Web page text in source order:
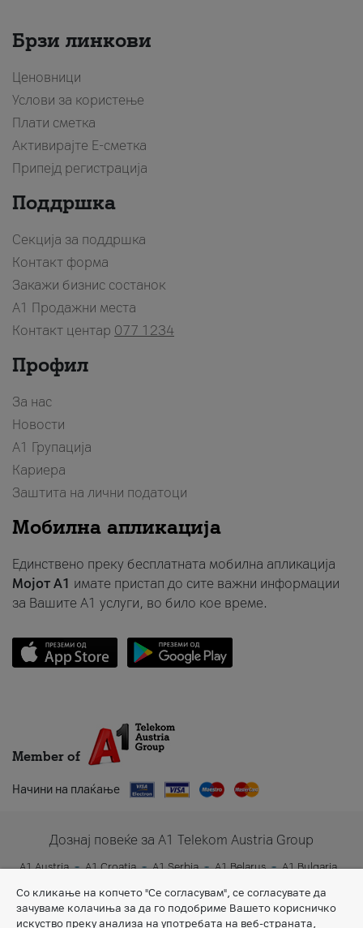
Брзи линкови
Ценовници
Услови за користење
Плати сметка
Активирајте Е-сметка
Припејд регистрација
Поддршка
Секција за поддршка
Контакт форма
Закажи бизнис состанок
A1 Продажни места
Контакт центар 077 1234
Профил
За нас
Новости
А1 Групација
Кариера
Заштита на лични податоци
Мобилна апликација
Единствено преку бесплатната мобилна апликација
Мојот A1 имате пристап до сите важни информации
за Вашите A1 услуги, во било кое време.
Member of
Начини на плаќање
Дознај повеќе за A1 Telekom Austria Group
A1 Austria A1 Croatia A1 Serbia A1 Belarus
A1 Bulgaria
Со кликање на копчето "Се согласувам", се согласувате да
зачуваме колачиња за да го подобриме Вашето корисничко
искуство преку анализа на употребата на веб-страната,